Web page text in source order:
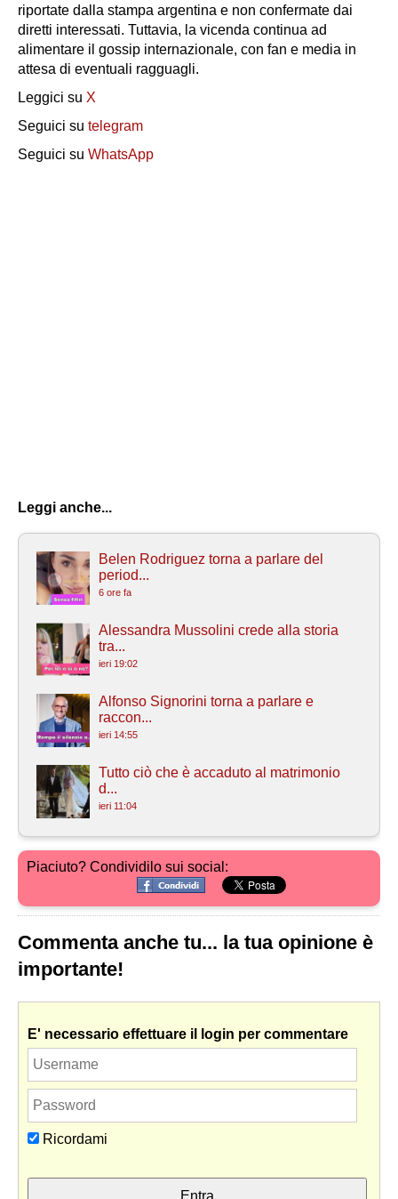
riportate dalla stampa argentina e non confermate dai
diretti interessati. Tuttavia, la vicenda continua ad
alimentare il gossip internazionale, con fan e media in
attesa di eventuali ragguagli.
Leggici su X
Seguici su telegram
Seguici su WhatsApp
Leggi anche...
Belen Rodriguez torna a parlare del
period...
6 ore fa
Alessandra Mussolini crede alla storia
tra...
ieri 19:02
Alfonso Signorini torna a parlare e
raccon...
ieri 14:55
Tutto ciò che è accaduto al matrimonio
d...
ieri 11:04
Piaciuto? Condividilo sui social:
Commenta anche tu... la tua opinione è
importante!
E' necessario effettuare il login per commentare
Ricordami